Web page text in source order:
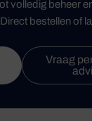
volledig beheer
bestellen of
Vraag